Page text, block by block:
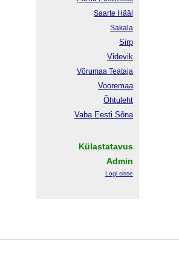
Saarte Hääl
Sakala
Sirp
Videvik
Võrumaa Teataja
Vooremaa
Õhtuleht
Vaba Eesti Sõna
Külastatavus
Admin
Logi sisse